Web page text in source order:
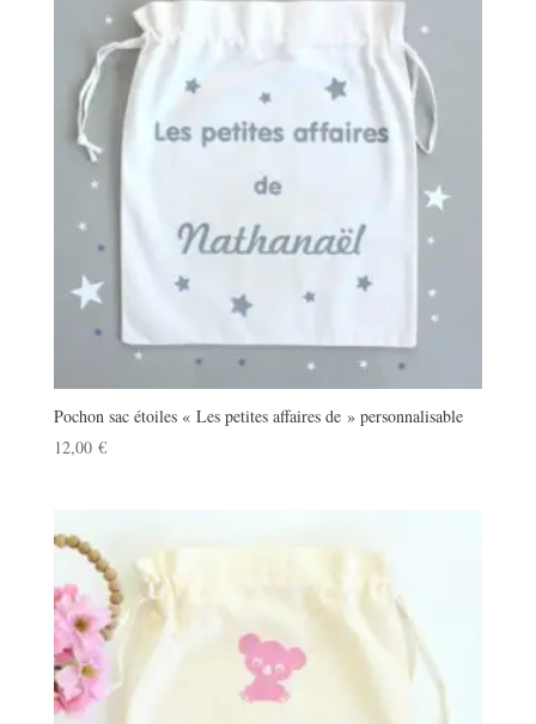
Pochon sac étoiles « Les petites affaires de » personnalisable
12,00 €